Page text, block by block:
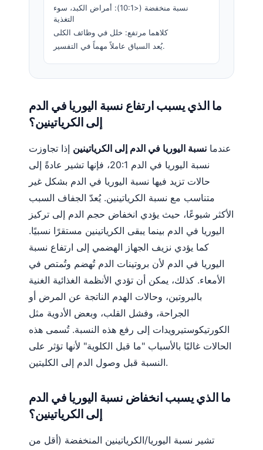
نسبة منخفضة (<10:1): أمراض الكبد، سوء
التغذية
كلاهما مرتفع: خلل في وظائف الكلى
يُعد السياق عاملاً مهماً في التفسير.
ما الذي يسبب ارتفاع نسبة اليوريا في الدم
إلى الكرياتينين؟
عندما نسبة اليوريا في الدم إلى الكرياتينين إذا تجاوزت
نسبة اليوريا في الدم 20:1، فإنها تشير عادةً إلى
حالات تزيد فيها نسبة اليوريا في الدم بشكل غير
متناسب مع نسبة الكرياتينين. يُعدّ الجفاف السبب
الأكثر شيوعًا، حيث يؤدي انخفاض حجم الدم إلى تركيز
اليوريا في الدم بينما يبقى الكرياتينين مستقرًا نسبيًا.
كما يؤدي نزيف الجهاز الهضمي إلى ارتفاع نسبة
اليوريا في الدم لأن بروتينات الدم تُهضم وتُمتص في
الأمعاء. كذلك، يمكن أن تؤدي الأنظمة الغذائية الغنية
بالبروتين، وحالات الهدم الناتجة عن المرض أو
الجراحة، وفشل القلب، وبعض الأدوية مثل
الكورتيكوستيرويدات إلى رفع هذه النسبة. تُسمى هذه
الحالات غالبًا بالأسباب "ما قبل الكلوية" لأنها تؤثر على
النسبة قبل وصول الدم إلى الكليتين.
ما الذي يسبب انخفاض نسبة اليوريا في الدم
إلى الكرياتينين؟
تشير نسبة اليوريا/الكرياتينين المنخفضة (أقل من